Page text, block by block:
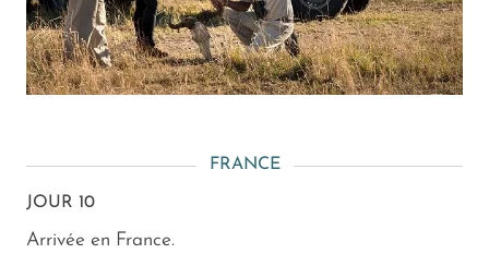
FRANCE
JOUR 10
Arrivée en France.